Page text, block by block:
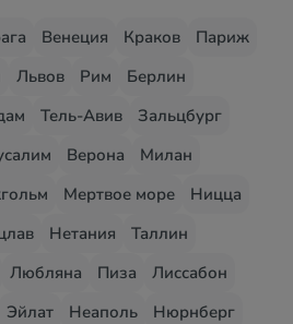
Венеция Краков
Париж
Львов Рим
Берлин
Тель-Авив
Зальцбург
Верона
Милан
Мертвое море
Ницца
Нетания
Таллин
Любляна Пиза
Лиссабон
Эйлат Неаполь
Нюрнберг